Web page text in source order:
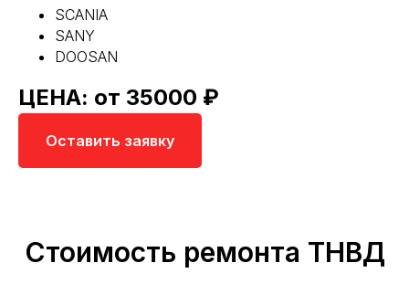
SCANIA
SANY
DOOSAN
ЦЕНА: от 35000 ₽
Оставить заявку
Стоимость ремонта ТНВД